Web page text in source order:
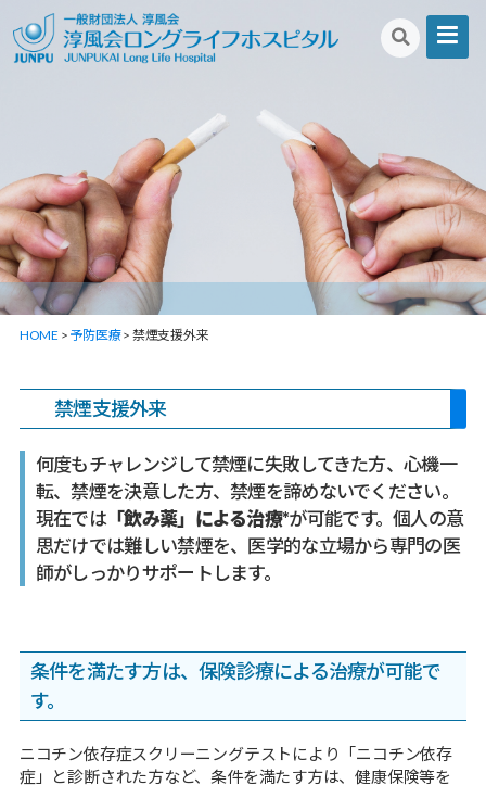
会
ロ
フ
ピ
タ
ル
HOME > 予防医療> 禁煙支援外来
禁煙支援外来
何度もチャレンジして禁煙に失敗してきた方、心機一
転、禁煙を決意した方、禁煙を諦めないでください。
現在では「飲み薬」による治療*が可能です。個人の意
思だけでは難しい禁煙を、医学的な立場から専門の医
師がしっかりサポートします。
条件を満たす方は、保険診療による治療が可能で
す。
ニコチン依存症スクリーニングテストにより「ニコチン依存
症」と診断された方など、条件を満たす方は、健康保険等を